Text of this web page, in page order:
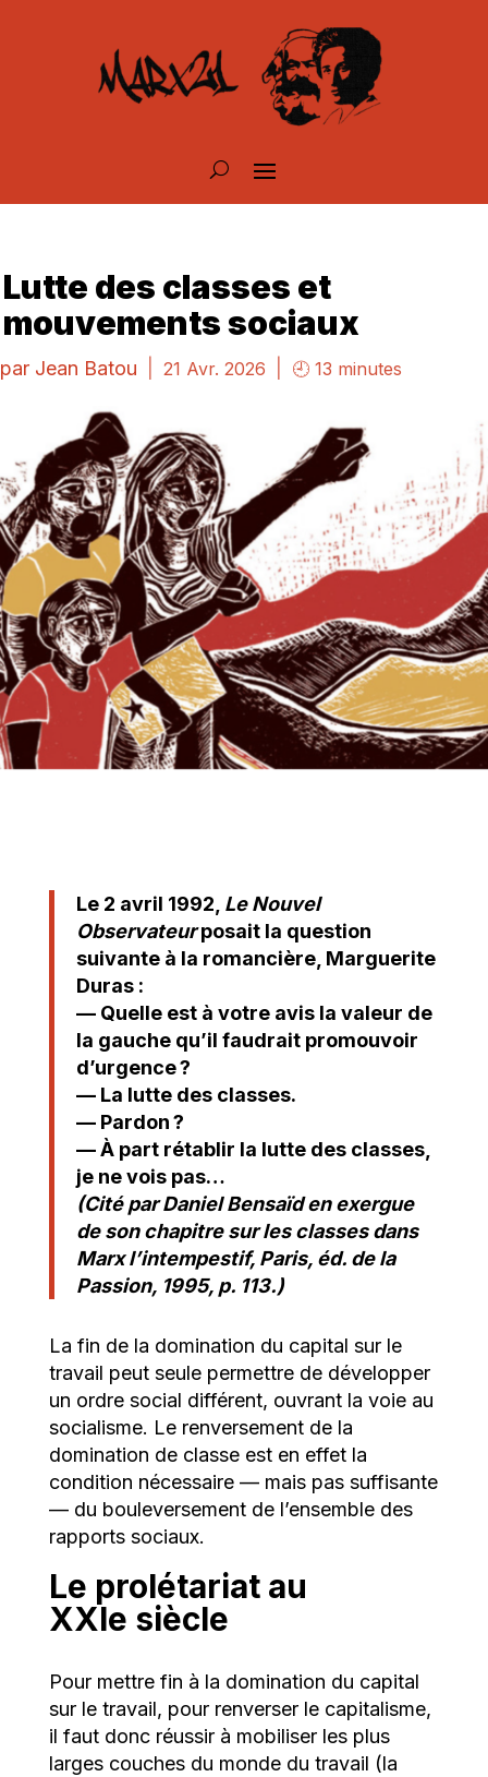
Lutte des classes et
mouvements sociaux
par Jean Batou 21 Avr. 2026 🕘 13 minutes
Le 2 avril 1992, Le Nouvel
Observateurposait la question
suivante à la romancière, Marguerite
Duras :
— Quelle est à votre avis la valeur de
la gauche qu’il faudrait promouvoir
d’urgence ?
— La lutte des classes.
— Pardon ?
— À part rétablir la lutte des classes,
je ne vois pas…
(Cité par Daniel Bensaïd en exergue
de son chapitre sur les classes dans
Marx l’intempestif, Paris, éd. de la
Passion, 1995, p. 113.)
La fin de la domination du capital sur le
travail peut seule permettre de développer
un ordre social différent, ouvrant la voie au
socialisme. Le renversement de la
domination de classe est en effet la
condition nécessaire — mais pas suffisante
— du bouleversement de l’ensemble des
rapports sociaux.
Le prolétariat au
XXIe siècle
Pour mettre fin à la domination du capital
sur le travail, pour renverser le capitalisme,
il faut donc réussir à mobiliser les plus
larges couches du monde du travail (la